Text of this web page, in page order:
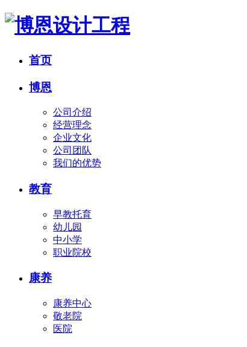
首页
博恩
公司介绍
经营理念
企业文化
公司团队
我们的优势
教育
早教托育
幼儿园
中小学
职业院校
康养
康养中心
敬老院
医院